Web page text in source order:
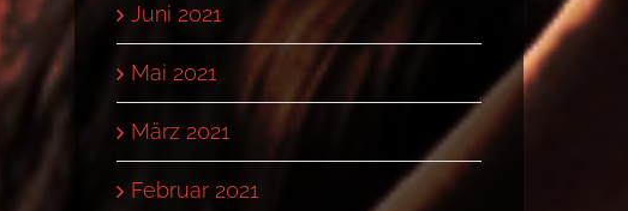
Juni 2021
Mai 2021
März 2021
Februar 2021